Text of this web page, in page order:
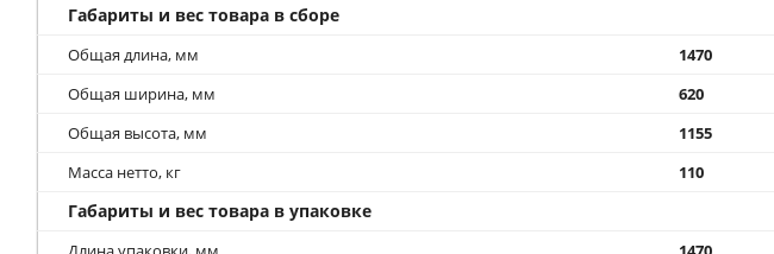
Габариты и вес товара в сборе
Общая длина, мм
1470
Общая ширина, мм
620
Общая высота, мм
1155
Масса нетто, кг
110
Габариты и вес товара в упаковке